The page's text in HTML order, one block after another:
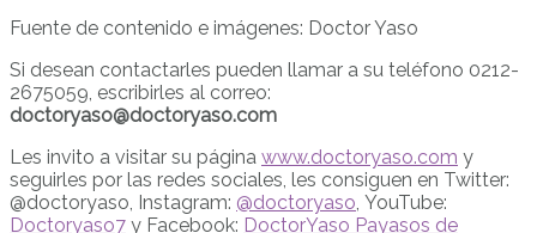
Fuente de contenido e imágenes: Doctor Yaso
Si desean contactarles pueden llamar a su teléfono 0212-
2675059, escribirles al correo:
doctoryaso@doctoryaso.com
Les invito a visitar su página www.doctoryaso.com y
seguirles por las redes sociales, les consiguen en Twitter:
@doctoryaso, Instagram: @doctoryaso, YouTube:
Doctoryaso7 y Facebook: DoctorYaso Payasos de